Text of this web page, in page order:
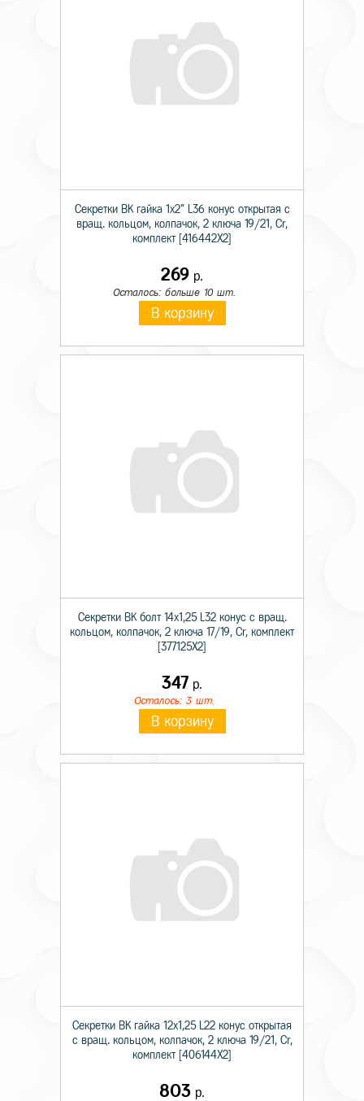
Секретки BK гайка 1х2" L36 конус открытая с
вращ. кольцом, колпачок, 2 ключа 19/21, Cr,
комплект [416442X2]
269 р.
Осталось: больше 10 шт.
В корзину
Секретки BK болт 14х1,25 L32 конус с вращ.
кольцом, колпачок, 2 ключа 17/19, Cr, комплект
[377125X2]
347 р.
Осталось: 3 шт.
В корзину
Секретки BK гайка 12х1,25 L22 конус открытая
с вращ. кольцом, колпачок, 2 ключа 19/21, Cr,
комплект [406144X2]
803 р.